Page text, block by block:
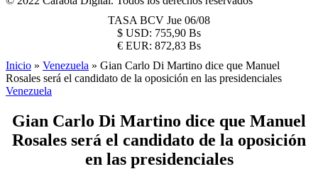
TASA BCV Jue 06/08
$ USD: 755,90 Bs
€ EUR: 872,83 Bs
Inicio » Venezuela » Gian Carlo Di Martino dice que Manuel
Rosales será el candidato de la oposición en las presidenciales
Venezuela
Gian Carlo Di Martino dice que Manuel
Rosales será el candidato de la oposición
en las presidenciales